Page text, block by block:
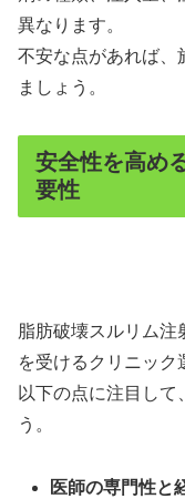
異なります。
不安な点があれば、
ましょう。
安全性を高め
要性
脂肪破壊スルリム注
を受けるクリニック
以下の点に注目して
う。
医師の専門性と